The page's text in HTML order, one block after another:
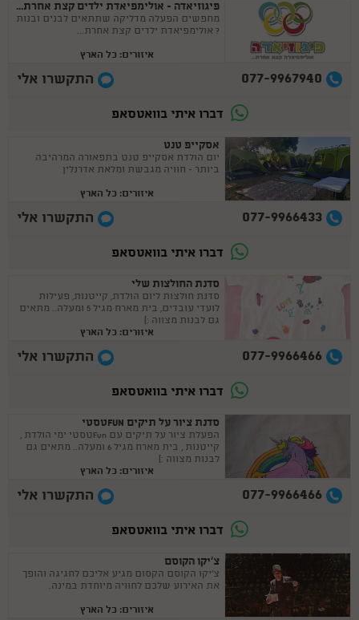
פיגוזיאדה - אולימפיאדת ילדים קצת אחרת...
מחפשים הפעלה מדליקה שתתאים לבנים ובנות
? אולימפיאדת ילדים קצת אחרת...
איזורים: כל הארץ
077-9967940 התקשרו אלי
דברו איתי בוואטסאפ
אסקייפ טנט
יום הולדת אסקייפ טנט בתפאורה המרהיבה
ביותר - חוויה מגבשת ומלאת אדרנלין
איזורים: כל הארץ
077-9966433 התקשרו אלי
דברו איתי בוואטסאפ
סדנת החולצות שלי
סדנת חולצות ליום הולדת, קייטנות, פעילות
לועדי עובדים, בית מארח מגיל 5 ומעלה.. מתאים
גם לבנות מצווה :)
איזורים: כל הארץ
077-9966466 התקשרו אלי
דברו איתי בוואטסאפ
סדנת ציור על תיקים FUNטסטי
הפעלת ציור על תיקים עם Funטסטי ימי הולדת ,
קייטנות , בית מארח מגיל 6 ומעלה.. מתאים גם
לבנות מצווה :)
איזורים: כל הארץ
077-9966466 התקשרו אלי
דברו איתי בוואטסאפ
צ'יקו הקוסם
צ'יקו הקוסם הקסום מגיע אליכם לחגיגה והופך
את האירוע שלכם לחוויה מיוחדת במינה.
איזורים: כל הארץ